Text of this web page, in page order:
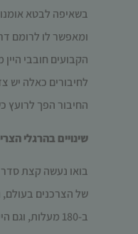
בשאיפה לבטא
ומאפשר לו לרומם
הקבועים חובבי היין
לחיבורים כאלה יש
החיבור הפך לרועץ
שינויים בהרגלי
בואו נעשה קצת
של הצרכנים בעולם,
ב-180 מעלות,